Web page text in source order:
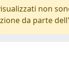
non
da parte